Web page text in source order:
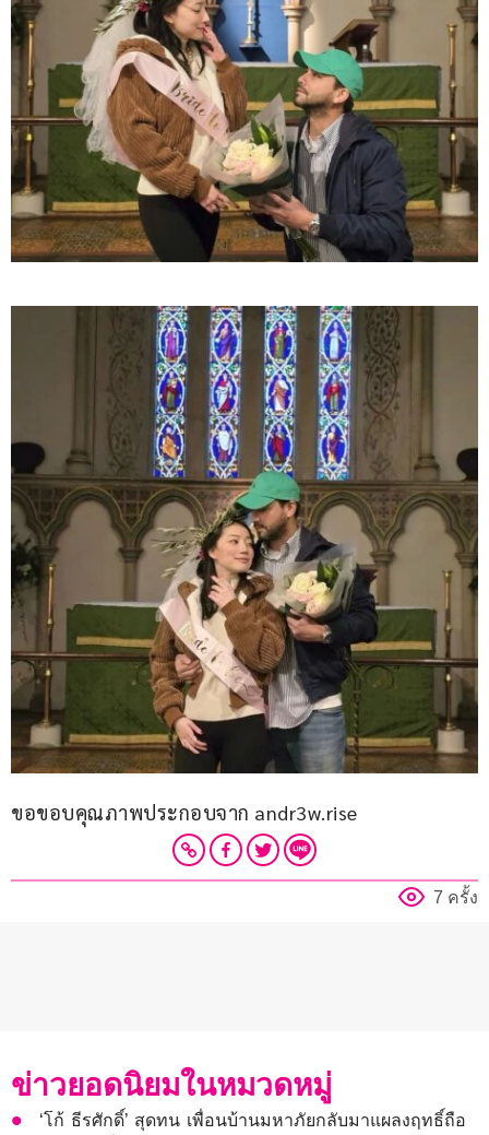
ขอขอบคุณภาพประกอบจาก andr3w.rise
7 ครั้ง
ข่าวยอดนิยมในหมวดหมู่
‘โก้ ธีรศักดิ์’ สุดทน เพื่อนบ้านมหาภัยกลับมาแผลงฤทธิ์ถือ